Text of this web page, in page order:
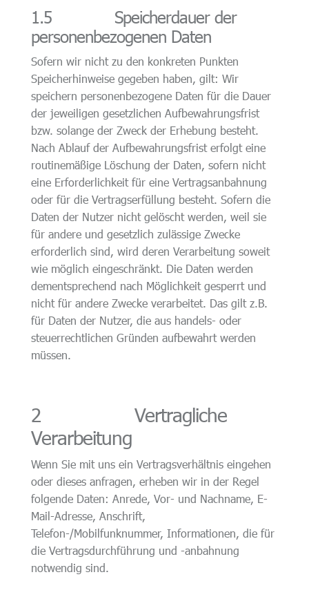
1.5 Speicherdauer der
personenbezogenen Daten
Sofern wir nicht zu den konkreten Punkten
Speicherhinweise gegeben haben, gilt: Wir
speichern personenbezogene Daten für die Dauer
der jeweiligen gesetzlichen Aufbewahrungsfrist
bzw. solange der Zweck der Erhebung besteht.
Nach Ablauf der Aufbewahrungsfrist erfolgt eine
routinemäßige Löschung der Daten, sofern nicht
eine Erforderlichkeit für eine Vertragsanbahnung
oder für die Vertragserfüllung besteht. Sofern die
Daten der Nutzer nicht gelöscht werden, weil sie
für andere und gesetzlich zulässige Zwecke
erforderlich sind, wird deren Verarbeitung soweit
wie möglich eingeschränkt. Die Daten werden
dementsprechend nach Möglichkeit gesperrt und
nicht für andere Zwecke verarbeitet. Das gilt z.B.
für Daten der Nutzer, die aus handels- oder
steuerrechtlichen Gründen aufbewahrt werden
müssen.
2 Vertragliche
Verarbeitung
Wenn Sie mit uns ein Vertragsverhältnis eingehen
oder dieses anfragen, erheben wir in der Regel
folgende Daten: Anrede, Vor- und Nachname, E-
Mail-Adresse, Anschrift,
Telefon-/Mobilfunknummer, Informationen, die für
die Vertragsdurchführung und -anbahnung
notwendig sind.